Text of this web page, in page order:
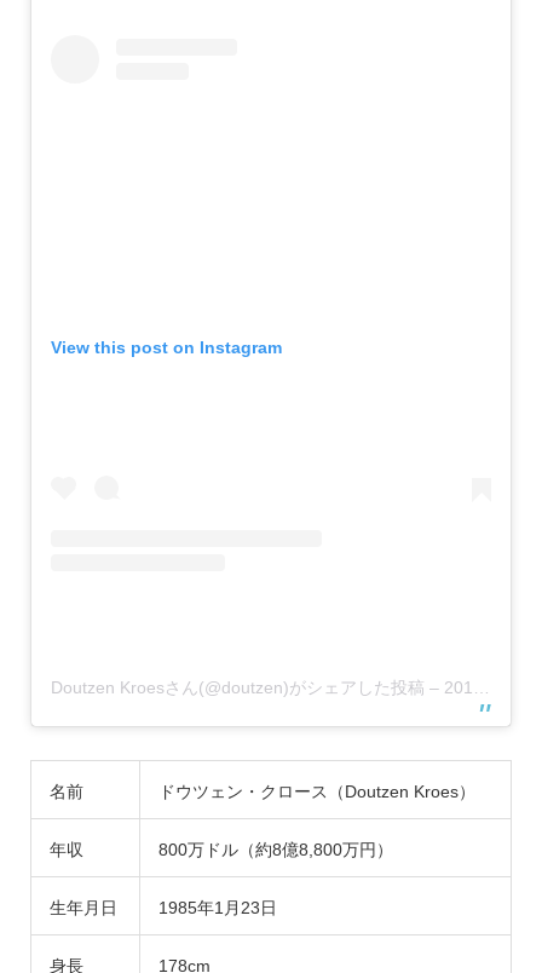
View this post on Instagram
Doutzen Kroesさん(@doutzen)がシェアした投稿 – 2019年 3月月31日午前8時54分PDT
名前 ドウツェン・クロース（Doutzen Kroes）
年収 800万ドル（約8億8,800万円）
生年月日 1985年1月23日
身長 178cm